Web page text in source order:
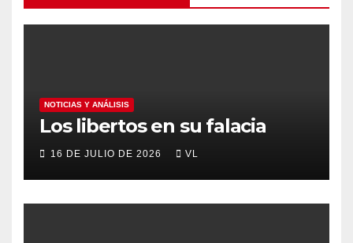
NOTICIAS Y ANÁLISIS
Los libertos en su falacia
16 DE JULIO DE 2026 VL